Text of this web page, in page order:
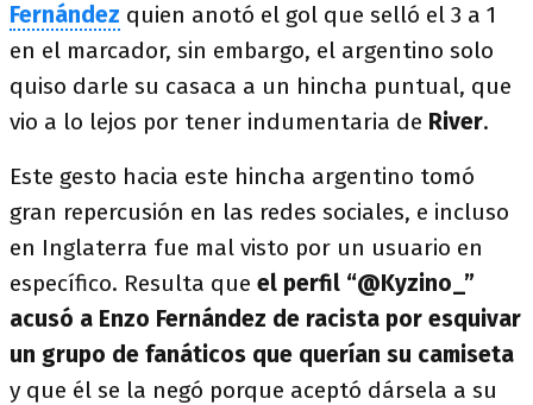
Fernández quien anotó el gol que selló el 3 a 1
en el marcador, sin embargo, el argentino solo
quiso darle su casaca a un hincha puntual, que
vio a lo lejos por tener indumentaria de River.
Este gesto hacia este hincha argentino tomó
gran repercusión en las redes sociales, e incluso
en Inglaterra fue mal visto por un usuario en
específico. Resulta que el perfil “@Kyzino_”
acusó a Enzo Fernández de racista por esquivar
un grupo de fanáticos que querían su camiseta
y que él se la negó porque aceptó dársela a su